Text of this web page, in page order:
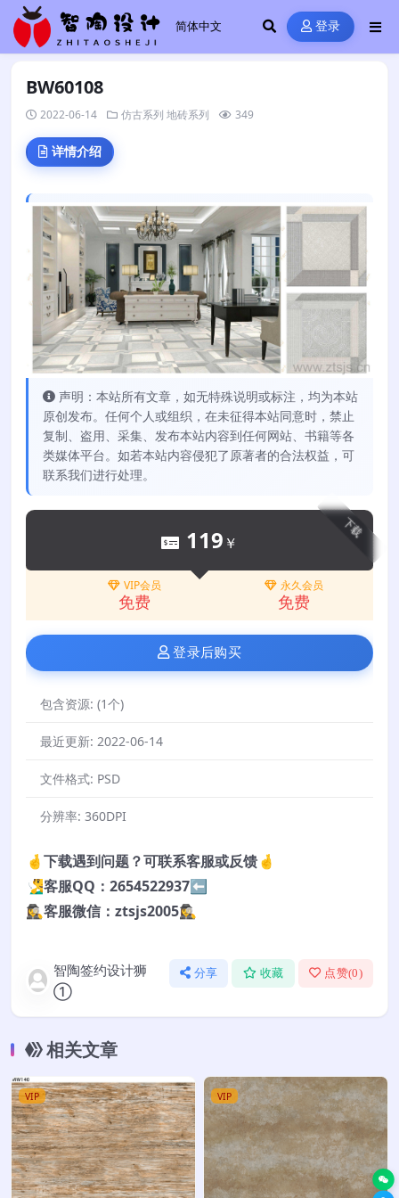
登录
BW60108
2022-06-14 仿古系列 地砖系列 349
详情介绍
声明：本站所有文章，如无特殊说明或标注，均为本站
原创发布。任何个人或组织，在未征得本站同意时，禁止
复制、盗用、采集、发布本站内容到任何网站、书籍等各
类媒体平台。如若本站内容侵犯了原著者的合法权益，可
联系我们进行处理。
下载
119 ￥
VIP会员
免费
永久会员
免费
登录后购买
包含资源: (1个)
最近更新: 2022-06-14
文件格式: PSD
分辨率: 360DPI
🤞下载遇到问题？可联系客服或反馈🤞
🧏‍♂️客服QQ：2654522937⬅️
🕵️‍♀️客服微信：ztsjs2005🕵️‍♀️
智陶签约设计狮
①
分享 收藏 点赞(0)
相关文章
VIP VIP